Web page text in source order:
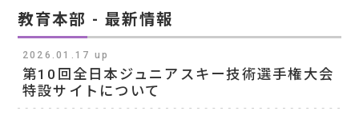
教育本部 - 最新情報
2026.01.17 up
第10回全日本ジュニアスキー技術選手権大会
特設サイトについて